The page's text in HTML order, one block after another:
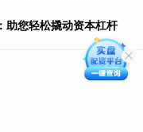
助您轻松撬动资本杠杆